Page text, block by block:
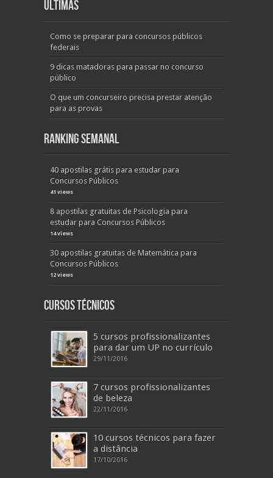
Últimas
Como se preparar para concursos públicos
federais
9 dicas matadoras para passar no concurso
público
O que um concurseiro precisa prestar atenção
para as provas
Ranking Semanal
40 apostilas grátis para estudar para
Concursos Públicos
41 views
8 apostilas gratuitas de Psicologia para
estudar para Concursos Públicos
14 views
30 apostilas gratuitas de Matemática para
Concursos Públicos
12 views
Cursos Técnicos
5 cursos profissionalizantes
para dar um UP no currículo
29/11/2016
7 cursos profissionalizantes
de beleza
22/11/2016
10 cursos técnicos para fazer
a distância
17/10/2016